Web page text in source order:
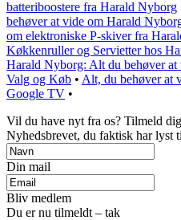
batteriboostere fra Harald Nyborg
behøver at vide om Harald
om elektroniske P-skiver fra
Køkkenruller og Servietter hos
Harald Nyborg: Alt du behøver at
Valg og Køb • Alt, du behøver at
Google TV •
Vil du have nyt fra os? Tilmeld
Nyhedsbrevet, du faktisk har lyst
Din mail
Bliv medlem
Du er nu tilmeldt – tak